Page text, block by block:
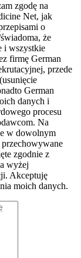
zgodę na
Net, jak
o
że
i wszystkie
firmę German
przede
German
danych i
procesu
Na
w dowolnym
zgodnie z
wyżej
Akceptuję
moich danych.